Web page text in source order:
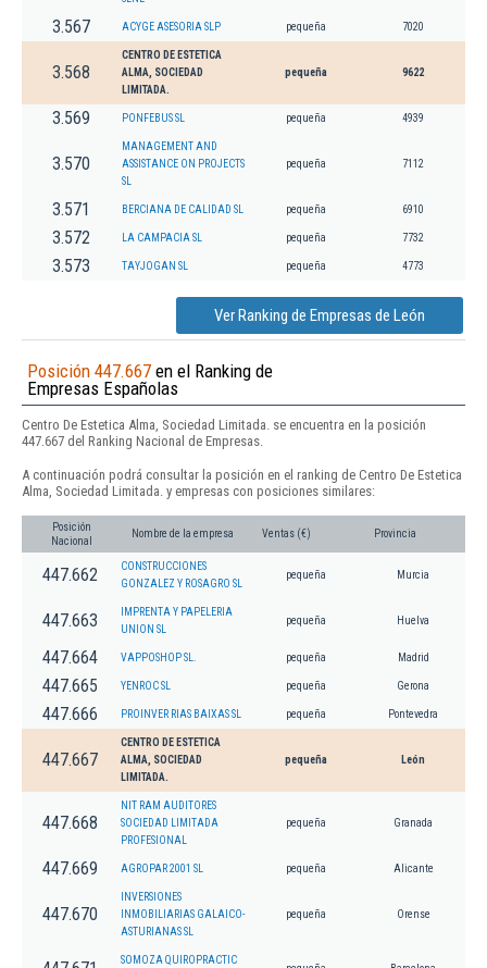
3.567 ACYGE ASESORIA SLP pequeña 7020
3.568
CENTRO DE ESTETICA
ALMA, SOCIEDAD
LIMITADA.
pequeña 9622
3.569 PONFEBUS SL pequeña 4939
3.570
MANAGEMENT AND
ASSISTANCE ON PROJECTS
SL
pequeña 7112
3.571 BERCIANA DE CALIDAD SL pequeña 6910
3.572 LA CAMPACIA SL pequeña 7732
3.573 TAYJOGAN SL pequeña 4773
Ver Ranking de Empresas de León
Posición 447.667 en el Ranking de
Empresas Españolas
Centro De Estetica Alma, Sociedad Limitada. se encuentra en la posición
447.667 del Ranking Nacional de Empresas.
A continuación podrá consultar la posición en el ranking de Centro De Estetica
Alma, Sociedad Limitada. y empresas con posiciones similares:
Posición
Nacional
Nombre de la empresa Ventas (€) Provincia
447.662
CONSTRUCCIONES
GONZALEZ Y ROSAGRO SL
pequeña Murcia
447.663
IMPRENTA Y PAPELERIA
UNION SL
pequeña Huelva
447.664 VAPPOSHOP SL. pequeña Madrid
447.665 YENROC SL pequeña Gerona
447.666 PROINVER RIAS BAIXAS SL pequeña Pontevedra
447.667
CENTRO DE ESTETICA
ALMA, SOCIEDAD
LIMITADA.
pequeña León
447.668
NIT RAM AUDITORES
SOCIEDAD LIMITADA
PROFESIONAL
pequeña Granada
447.669 AGROPAR 2001 SL pequeña Alicante
447.670
INVERSIONES
INMOBILIARIAS GALAICO-
ASTURIANAS SL
pequeña Orense
SOMOZA QUIROPRACTIC